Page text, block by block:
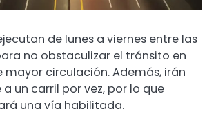
de lunes a viernes entre las
no obstaculizar el tránsito en
mayor circulación. Además, irán
un carril por vez, por lo que
una vía habilitada.